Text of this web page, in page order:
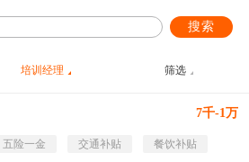
搜索
培训经理 筛选
7千-1万
五险一金 交通补贴
餐饮补贴